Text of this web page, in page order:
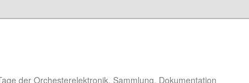
der Orchesterelektronik. Sammlung, Dokumentation